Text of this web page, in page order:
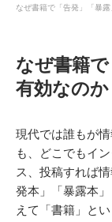
なぜ書籍で「告発」「暴
なぜ書籍
有効なのか
現代では誰もが
も、どこでもイ
ス、投稿すれば
発本」「暴露本
えて「書籍」と